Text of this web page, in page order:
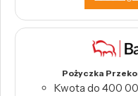
Pożyczka
Kwota do 400